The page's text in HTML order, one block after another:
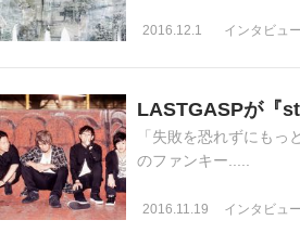
2016.12.1 インタビ
LASTGASPが『
「失敗を恐れずにも
のファンキー.....
2016.11.19 インタビ